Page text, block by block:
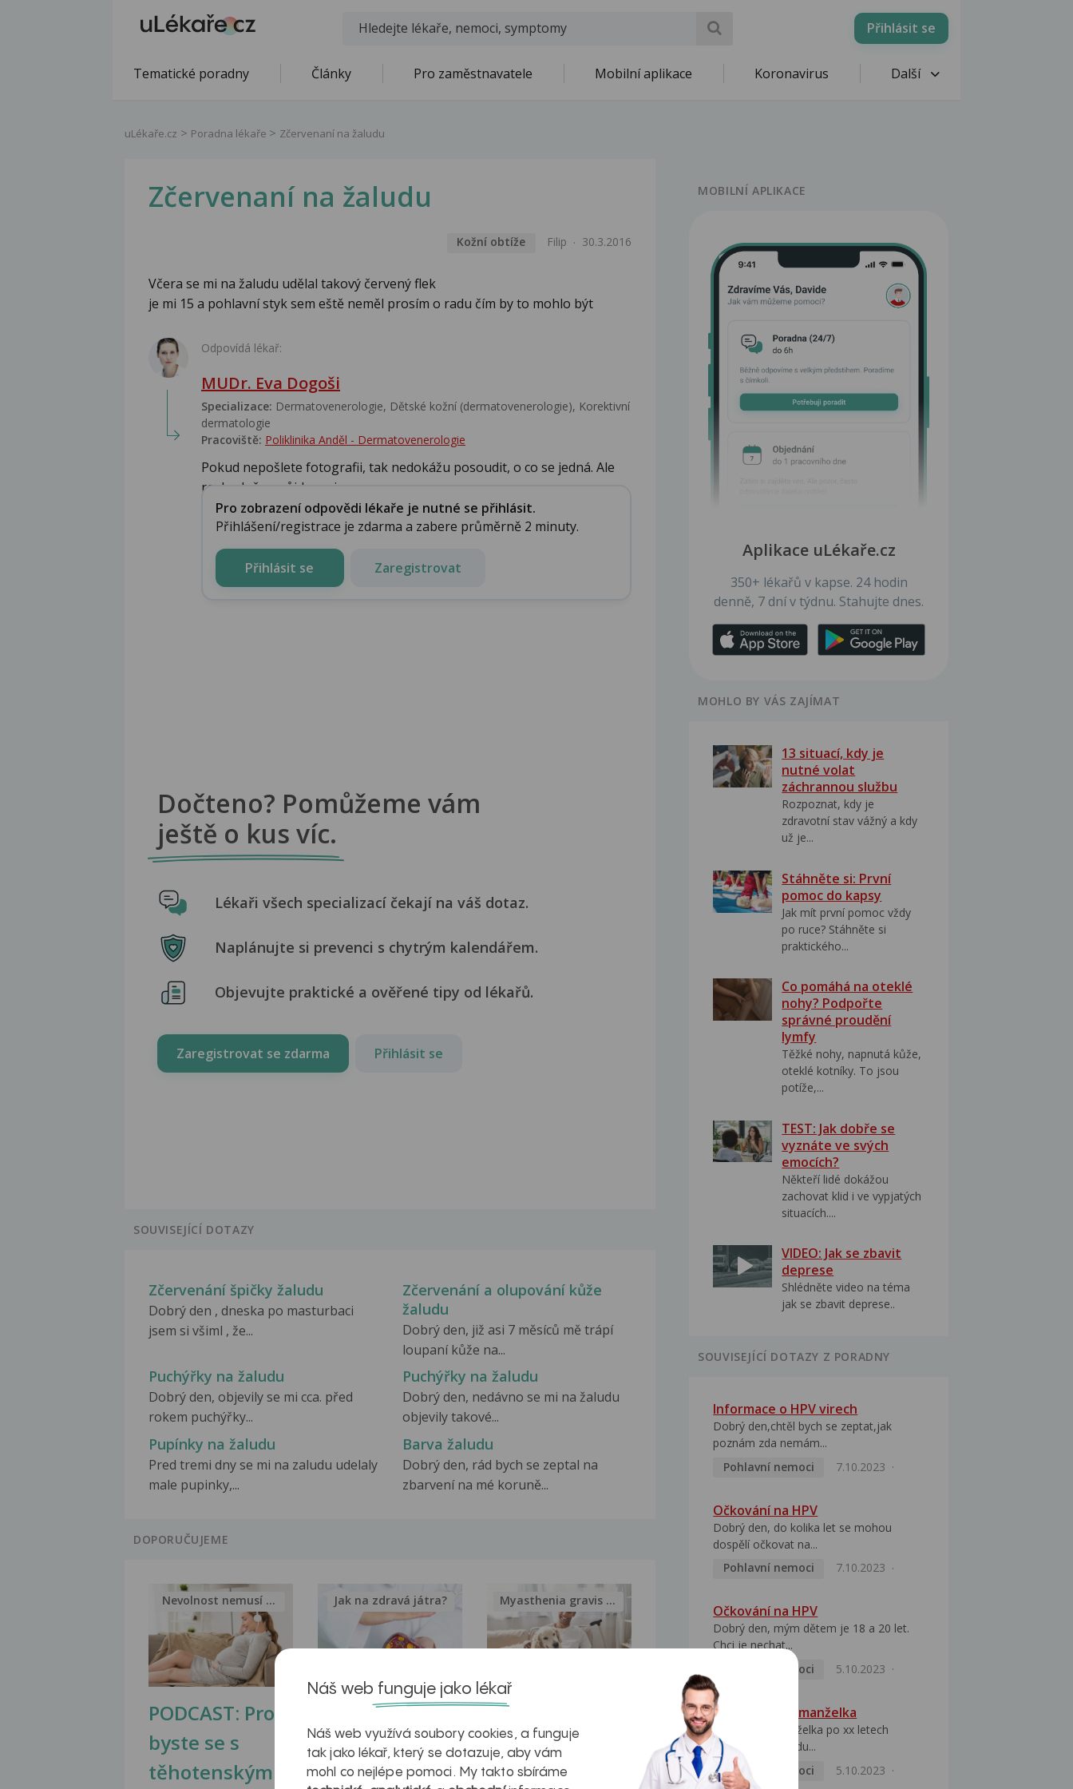
Přihlásit se
Tematické poradny Články Pro zaměstnavatele Mobilní aplikace Koronavirus Další
uLékaře.cz Poradna lékaře Zčervenaní na žaludu
Zčervenaní na žaludu
Kožní obtíže Filip 30.3.2016
Včera se mi na žaludu udělal takový červený flek
je mi 15 a pohlavní styk sem eště neměl prosím o radu čím by to mohlo být
Odpovídá lékař:
MUDr. Eva Dogoši
Specializace: Dermatovenerologie, Dětské kožní (dermatovenerologie), Korektivní
dermatologie
Pracoviště: Poliklinika Anděl - Dermatovenerologie
Pokud nepošlete fotografii, tak nedokážu posoudit, o co se jedná. Ale
rozhodně nepůjde o nic z...
Pro zobrazení odpovědi lékaře je nutné se přihlásit.
Přihlášení/registrace je zdarma a zabere průměrně 2 minuty.
Přihlásit se Zaregistrovat
Dočteno? Pomůžeme vám
ještě o kus víc.
Lékaři všech specializací čekají na váš dotaz.
Naplánujte si prevenci s chytrým kalendářem.
Objevujte praktické a ověřené tipy od lékařů.
Zaregistrovat se zdarma Přihlásit se
SOUVISEJÍCÍ DOTAZY
Zčervenání špičky žaludu
Dobrý den , dneska po masturbaci
jsem si všiml , že...
Zčervenání a olupování kůže
žaludu
Dobrý den, již asi 7 měsíců mě trápí
loupaní kůže na...
Puchýřky na žaludu
Dobrý den, objevily se mi cca. před
rokem puchýřky...
Puchýřky na žaludu
Dobrý den, nedávno se mi na žaludu
objevily takové...
Pupínky na žaludu
Pred tremi dny se mi na zaludu udelaly
male pupinky,...
Barva žaludu
Dobrý den, rád bych se zeptal na
zbarvení na mé koruně...
DOPORUČUJEME
PODCAST: Proč
byste se s
těhotenskými
Nevolnost nemusí být nutnou...
Ztukovatění
jater v datech a
obrazech
Jak na zdravá játra?
Inovativní
léčba
myastenie –
Myasthenia gravis – vše, co...
MOBILNÍ APLIKACE
Aplikace uLékaře.cz
350+ lékařů v kapse. 24 hodin
denně, 7 dní v týdnu. Stahujte dnes.
MOHLO BY VÁS ZAJÍMAT
13 situací, kdy je
nutné volat
záchrannou službu
Rozpoznat, kdy je
zdravotní stav vážný a kdy
už je...
Stáhněte si: První
pomoc do kapsy
Jak mít první pomoc vždy
po ruce? Stáhněte si
praktického...
Co pomáhá na oteklé
nohy? Podpořte
správné proudění
lymfy
Těžké nohy, napnutá kůže,
oteklé kotníky. To jsou
potíže,...
TEST: Jak dobře se
vyznáte ve svých
emocích?
Někteří lidé dokážou
zachovat klid i ve vypjatých
situacích....
VIDEO: Jak se zbavit
deprese
Shlédněte video na téma
jak se zbavit deprese..
SOUVISEJÍCÍ DOTAZY Z PORADNY
Informace o HPV virech
Dobrý den,chtěl bych se zeptat,jak
poznám zda nemám...
Pohlavní nemoci
7.10.2023
Očkování na HPV
Dobrý den, do kolika let se mohou
dospělí očkovat na...
Pohlavní nemoci
7.10.2023
Očkování na HPV
Dobrý den, mým dětem je 18 a 20 let.
Chci je nechat...
Pohlavní nemoci
5.10.2023
HPV pozitivní manželka
Dobrý den, manželka po xx letech
přivezla z Východu...
Pohlavní nemoci
5.10.2023
Náš web funguje jako lékař
Náš web využívá soubory cookies, a funguje
tak jako lékař, který se dotazuje, aby vám
mohl co nejlépe pomoci. My takto sbíráme